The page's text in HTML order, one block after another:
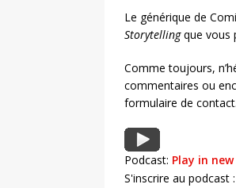
Le générique de
Storytellingque vous
Comme toujours,
commentaires ou
formulaire de contact.
Podcast: Play in
S'inscrire au podcast :